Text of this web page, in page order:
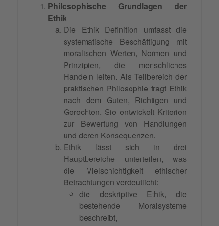
Philosophische Grundlagen der
Ethik
Die Ethik Definition umfasst die
systematische Beschäftigung mit
moralischen Werten, Normen und
Prinzipien, die menschliches
Handeln leiten. Als Teilbereich der
praktischen Philosophie fragt Ethik
nach dem Guten, Richtigen und
Gerechten. Sie entwickelt Kriterien
zur Bewertung von Handlungen
und deren Konsequenzen.
Ethik lässt sich in drei
Hauptbereiche unterteilen, was
die Vielschichtigkeit ethischer
Betrachtungen verdeutlicht:
die deskriptive Ethik, die
bestehende Moralsysteme
beschreibt,